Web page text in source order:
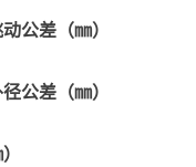
公差（㎜）
公差（㎜）